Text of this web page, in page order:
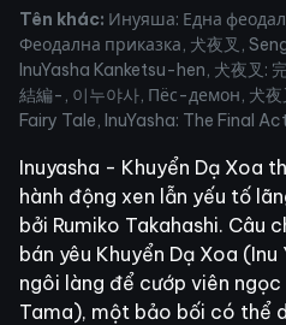
Tên khác: Инуяша: Една
Феодална приказка, 犬夜叉,
InuYasha Kanketsu-hen, 犬夜叉:
結編-, 이누야사, Пёс-демон, 犬夜
Fairy Tale, InuYasha: The Final
Inuyasha - Khuyển Dạ Xoa
hành động xen lẫn yếu tố
bởi Rumiko Takahashi. Câu
bán yêu Khuyển Dạ Xoa
ngôi làng để cướp viên ngọc
Tama), một bảo bối có thể